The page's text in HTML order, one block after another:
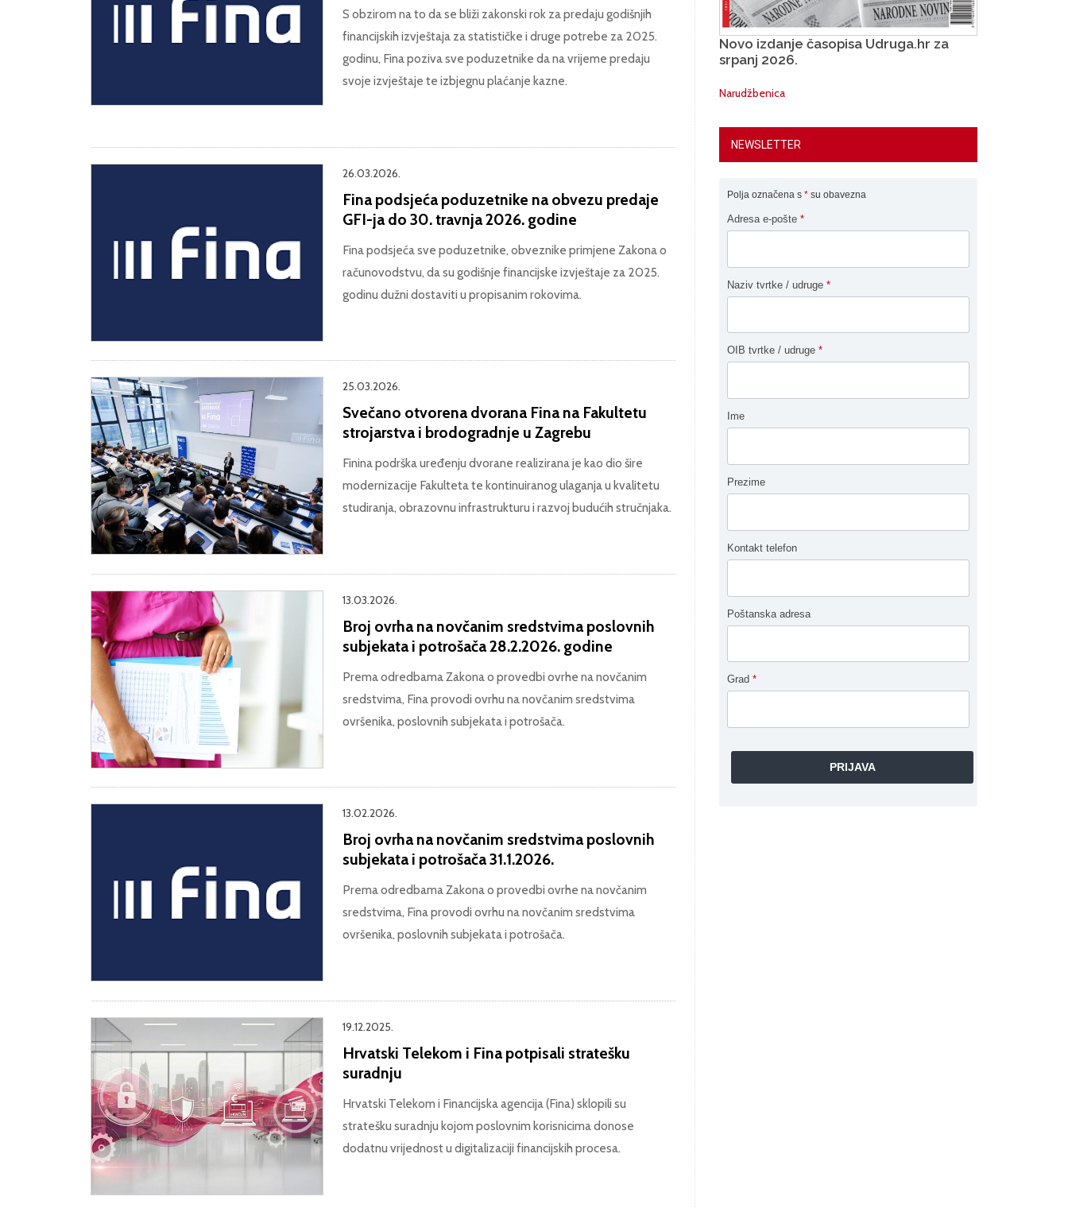
S obzirom na to da se bliži zakonski rok za predaju godišnjih
financijskih izvještaja za statističke i druge potrebe za 2025.
godinu, Fina poziva sve poduzetnike da na vrijeme predaju
svoje izvještaje te izbjegnu plaćanje kazne.
26.03.2026.
Fina podsjeća poduzetnike na obvezu predaje
GFI-ja do 30. travnja 2026. godine
Fina podsjeća sve poduzetnike, obveznike primjene Zakona o
računovodstvu, da su godišnje financijske izvještaje za 2025.
godinu dužni dostaviti u propisanim rokovima.
25.03.2026.
Svečano otvorena dvorana Fina na Fakultetu
strojarstva i brodogradnje u Zagrebu
Finina podrška uređenju dvorane realizirana je kao dio šire
modernizacije Fakulteta te kontinuiranog ulaganja u kvalitetu
studiranja, obrazovnu infrastrukturu i razvoj budućih stručnjaka.
13.03.2026.
Broj ovrha na novčanim sredstvima poslovnih
subjekata i potrošača 28.2.2026. godine
Prema odredbama Zakona o provedbi ovrhe na novčanim
sredstvima, Fina provodi ovrhu na novčanim sredstvima
ovršenika, poslovnih subjekata i potrošača.
13.02.2026.
Broj ovrha na novčanim sredstvima poslovnih
subjekata i potrošača 31.1.2026.
Prema odredbama Zakona o provedbi ovrhe na novčanim
sredstvima, Fina provodi ovrhu na novčanim sredstvima
ovršenika, poslovnih subjekata i potrošača.
19.12.2025.
Hrvatski Telekom i Fina potpisali stratešku
suradnju
Hrvatski Telekom i Financijska agencija (Fina) sklopili su
stratešku suradnju kojom poslovnim korisnicima donose
dodatnu vrijednost u digitalizaciji financijskih procesa.
Novo izdanje časopisa Udruga.hr za
srpanj 2026.
Narudžbenica
NEWSLETTER
Polja označena s * su obavezna
Adresa e-pošte *
Naziv tvrtke / udruge *
OIB tvrtke / udruge *
Ime
Prezime
Kontakt telefon
Poštanska adresa
Grad *